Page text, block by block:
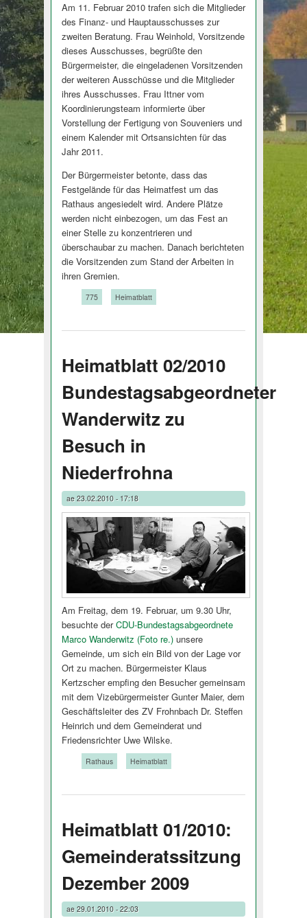
Am 11. Februar 2010 trafen sich die Mitglieder
des Finanz- und Hauptausschusses zur
zweiten Beratung. Frau Weinhold, Vorsitzende
dieses Ausschusses, begrüßte den
Bürgermeister, die eingeladenen Vorsitzenden
der weiteren Ausschüsse und die Mitglieder
ihres Ausschusses. Frau Ittner vom
Koordinierungsteam informierte über
Vorstellung der Fertigung von Souveniers und
einem Kalender mit Ortsansichten für das
Jahr 2011.
Der Bürgermeister betonte, dass das
Festgelände für das Heimatfest um das
Rathaus angesiedelt wird. Andere Plätze
werden nicht einbezogen, um das Fest an
einer Stelle zu konzentrieren und
überschaubar zu machen. Danach berichteten
die Vorsitzenden zum Stand der Arbeiten in
ihren Gremien.
775 Heimatblatt
Heimatblatt 02/2010
Bundestagsabgeordneter
Wanderwitz zu
Besuch in
Niederfrohna
ae23.02.2010 - 17:18
Am Freitag, dem 19. Februar, um 9.30 Uhr,
besuchte derCDU-Bundestagsabge­ordnete
Marco Wanderwitz (Foto re.)unsere
Gemeinde, um sich ein Bild von der Lage vor
Ort zu machen. Bürgermeister Klaus
Kertzscher empfing den Besucher gemeinsam
mit dem Vizebürgermeister Gunter Maier, dem
Geschäftsleiter des ZV Frohnbach Dr. Steffen
Heinrich und dem Gemeinderat und
Friedensrichter Uwe Wilske.
Rathaus Heimatblatt
Heimatblatt 01/2010:
Gemeinderatssitzung
Dezember 2009
ae29.01.2010 - 22:03